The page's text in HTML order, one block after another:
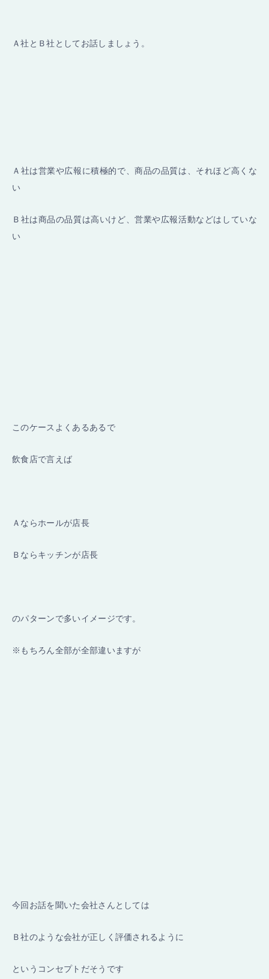
Ａ社とＢ社としてお話しましょう。
Ａ社は営業や広報に積極的で、商品の品質は、それほど高くな
い
Ｂ社は商品の品質は高いけど、営業や広報活動などはしていな
い
このケースよくあるあるで
飲食店で言えば
Ａならホールが店長
Ｂならキッチンが店長
のパターンで多いイメージです。
※もちろん全部が全部違いますが
今回お話を聞いた会社さんとしては
Ｂ社のような会社が正しく評価されるように
というコンセプトだそうです